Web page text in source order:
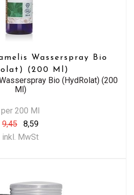
Wasserspray Bio
(200 Ml)
Bio (HydRolat) (200
Ml)
per 200 Ml
9,45
8,59
inkl. MwSt